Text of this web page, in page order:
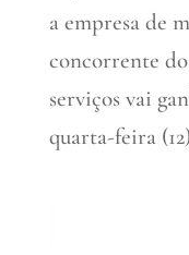
a empresa de
concorrente do
serviços vai
quarta-feira